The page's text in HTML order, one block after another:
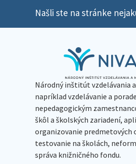
Našli ste na stránke
Národný inštitút vzdelávania
napríklad vzdelávanie a
nepedagogickým
škôl a školských zariadení,
organizovanie predmetových
testovanie na školách,
správa knižničného fondu.